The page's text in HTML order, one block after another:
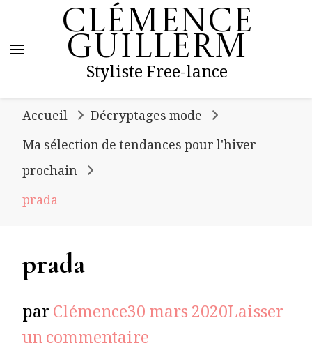
Clémence
Guillerm
Styliste Free-lance
Accueil
Décryptages mode
Ma sélection de tendances pour l'hiver
prochain
prada
prada
parClémence30 mars 2020Laisser
un commentaire